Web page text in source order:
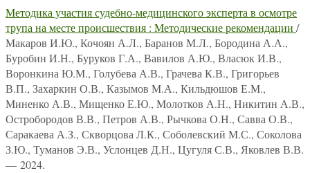
Методика участия судебно-медицинского эксперта в осмотре
трупа на месте происшествия : Методические рекомендации /
Макаров И.Ю., Кочоян А.Л., Баранов М.Л., Бородина А.А.,
Буробин И.Н., Буруков Г.А., Вавилов А.Ю., Власюк И.В.,
Воронкина Ю.М., Голубева А.В., Грачева К.В., Григорьев
В.П., Захаркин О.В., Казымов М.А., Кильдюшов Е.М.,
Миненко А.В., Мищенко Е.Ю., Молотков А.Н., Никитин А.В.,
Остробородов В.В., Петров А.В., Рычкова О.Н., Савва О.В.,
Саракаева А.З., Скворцова Л.К., Соболевский М.С., Соколова
З.Ю., Туманов Э.В., Услонцев Д.Н., Цугуля С.В., Яковлев В.В.
— 2024.